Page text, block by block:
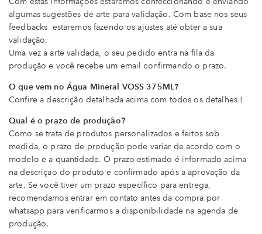
algumas sugestões de arte para validação. Com base nos seus
feedbacks estaremos fazendo os ajustes até obter a sua
validação.
Uma vez a arte validada, o seu pedido entra na fila da
produção e você recebe um email confirmando o prazo.
O que vem no Água Mineral VOSS 375ML?
Confire a descrição detalhada acima com todos os detalhes !
Qual é o prazo de produção?
Como se trata de produtos personalizados e feitos sob
medida, o prazo de produção pode variar de acordo com o
modelo e a quantidade. O prazo estimado é informado acima
na descriçao do produto e confirmado após a aprovação da
arte. Se você tiver um prazo específico para entrega,
recomendamos entrar em contato antes da compra por
whatsapp para verificarmos a disponibilidade na agenda de
produção.